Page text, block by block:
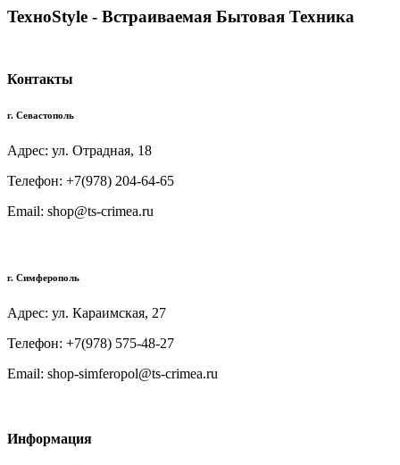
TexноStyle - Встраиваемая Бытовая Техника
Контакты
г. Севастополь
Адрес: ул. Отрадная, 18
Телефон: +7(978) 204-64-65
Email: shop@ts-crimea.ru
г. Симферополь
Адрес: ул. Караимская, 27
Телефон: +7(978) 575-48-27
Email: shop-simferopol@ts-crimea.ru
Информация